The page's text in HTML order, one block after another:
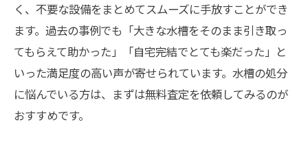
く、不要な設備をまとめてスムーズに手放すことができ
ます。過去の事例でも「大きな水槽をそのまま引き取っ
てもらえて助かった」「自宅完結でとても楽だった」と
いった満足度の高い声が寄せられています。水槽の処分
に悩んでいる方は、まずは無料査定を依頼してみるのが
おすすめです。